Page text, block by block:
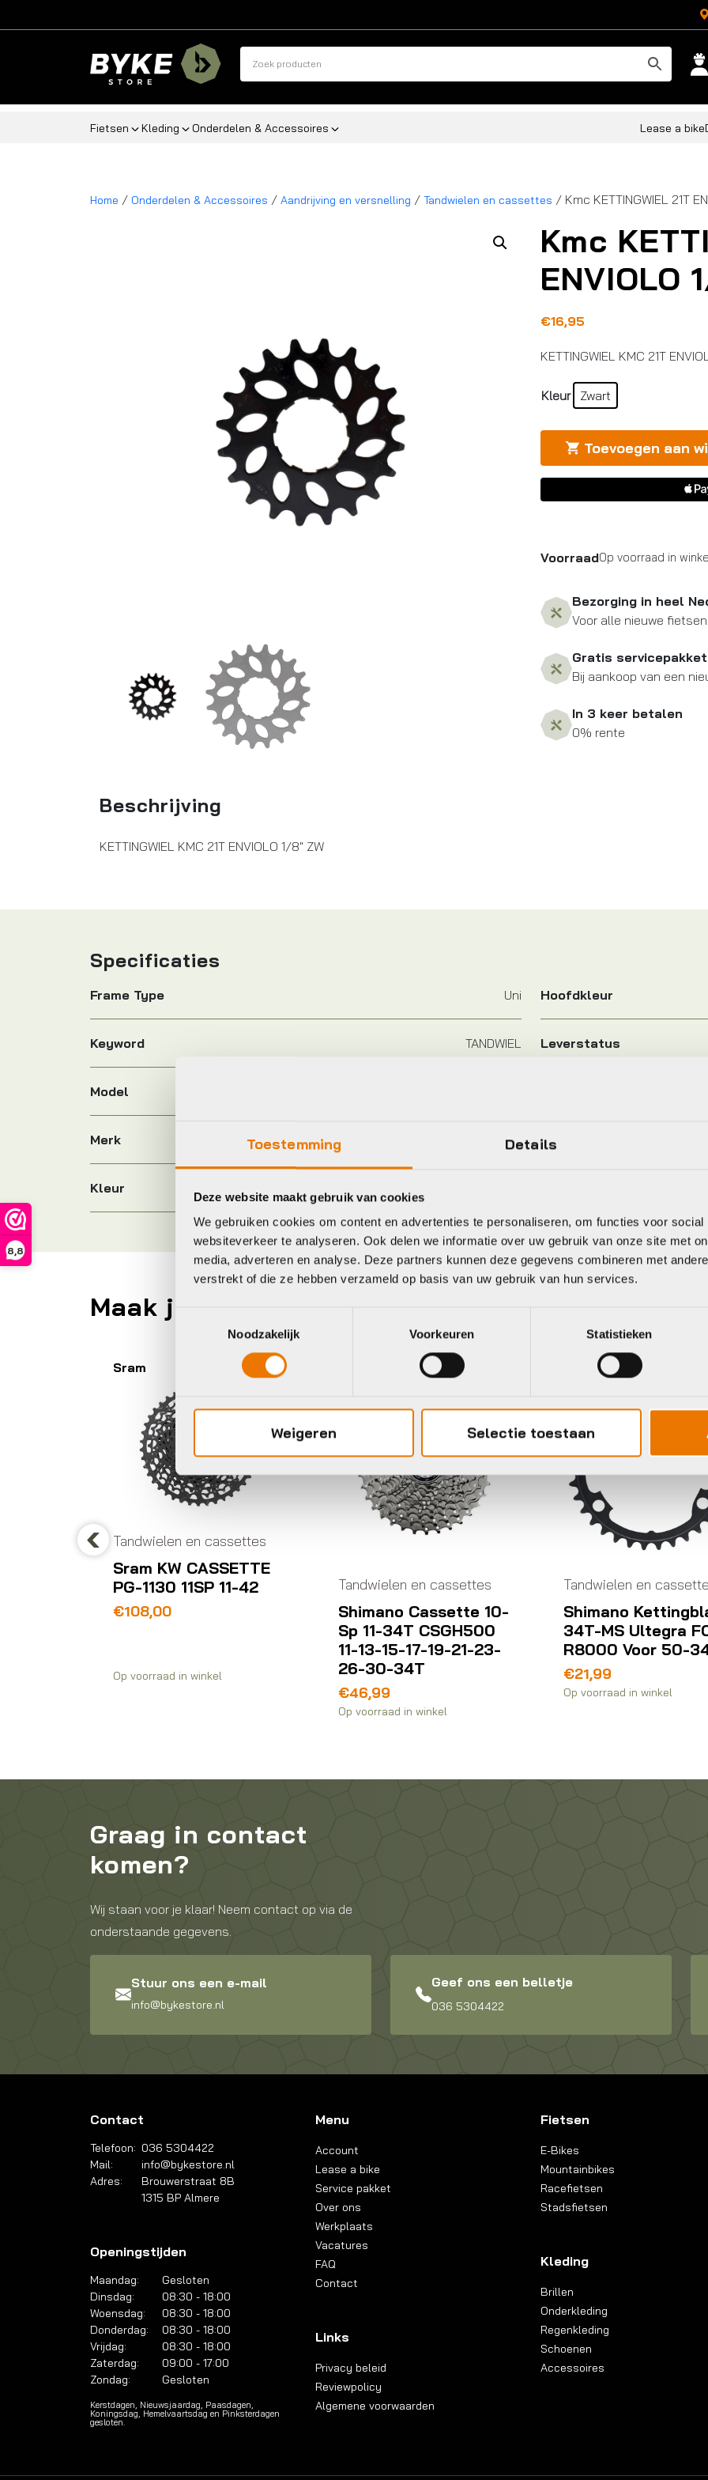
Toestemming Details
Deze website maakt gebruik van cookies
We gebruiken cookies om content en advertenties te personaliseren, om functies voor social
websiteverkeer te analyseren. Ook delen we informatie over uw gebruik van onze site met
media, adverteren en analyse. Deze partners kunnen deze gegevens combineren met
verstrekt of die ze hebben verzameld op basis van uw gebruik van hun services.
Noodzakelijk
Voorkeuren Statistieken
Weigeren Selectie toestaan
8,8
Fietsen Kleding Onderdelen & Accessoires Lease a bike
Home / Onderdelen & Accessoires / Aandrijving en versnelling / Tandwielen en cassettes / Kmc KETTINGWIEL 21T
Beschrijving
KETTINGWIEL KMC 21T ENVIOLO 1/8" ZW
Kmc
ENVIOLO
€16,95
KETTINGWIEL KMC 21T
Kleur Zwart
Toevoegen aan
VoorraadOp voorraad in
Bezorging in heel
Voor alle nieuwe fietsen
Gratis servicepakket
Bij aankoop van een
In 3 keer betalen
0% rente
Specificaties
Frame Type Uni Hoofdkleur
Keyword TANDWIEL Leverstatus
Model
Merk Kmc Jaar
Kleur
Maak je fiets compleet
Previous
en cassettes
KW CASSETTE
Shimano
Tandwielen en cassettes
Shimano Cassette 10-
Sp 11-34T CSGH500
11-13-15-17-19-21-23-
26-30-34T
Shimano
Tandwielen en cassettes
Shimano Kettingblad
34T-MS Ultegra FC-
R8000 Voor 50-34T
€
Sram
Sram
xg 1275
speed xd
€244,00
Graag in contact
komen?
Wij staan voor je klaar! Neem contact op via de
onderstaande gegevens.
Stuur ons een e-mail
info@bykestore.nl
Geef ons een belletje
036 5304422
Contact
Telefoon: 036 5304422
Mail:
info@bykestore.nl
Adres:
Brouwerstraat 8B
1315 BP Almere
Openingstijden
Maandag:
Gesloten
Dinsdag:
08:30 - 18:00
Woensdag:
08:30 - 18:00
Donderdag:
08:30 - 18:00
Vrijdag:
08:30 - 18:00
Zaterdag:
09:00 - 17:00
Zondag:
Gesloten
Kerstdagen, Nieuwsjaardag, Paasdagen,
Koningsdag, Hemelvaartsdag en Pinksterdagen
gesloten.
Menu
Account
Lease a bike
Service pakket
Over ons
Werkplaats
Vacatures
FAQ
Contact
Links
Privacy beleid
Reviewpolicy
Algemene voorwaarden
Fietsen
E-Bikes
Mountainbikes
Racefietsen
Stadsfietsen
Kleding
Brillen
Onderkleding
Regenkleding
Schoenen
Accessoires